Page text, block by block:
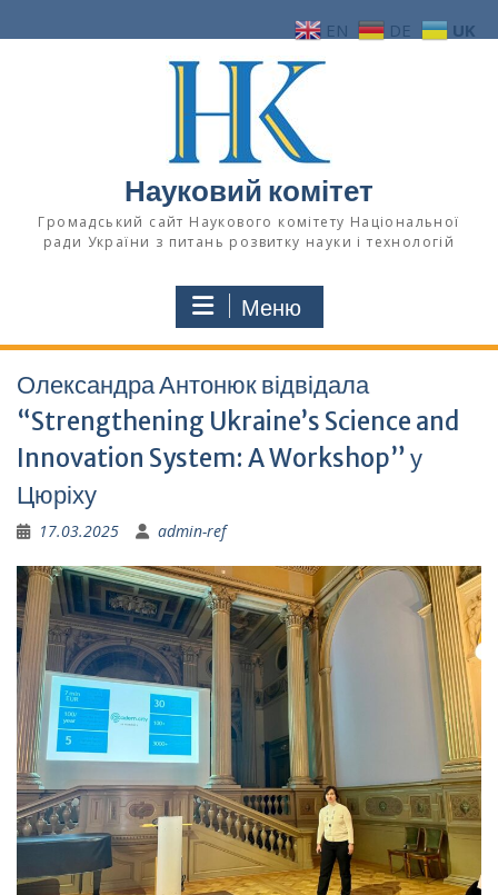
до
Науковий комітет
Громадський сайт Наукового комітету Національної
ради України з питань розвитку науки і технологій
Меню
Олександра Антонюк відвідала
“Strengthening Ukraine’s Science and
Innovation System: A Workshop” у
Цюріху
17.03.2025 admin-ref
EN DE UK